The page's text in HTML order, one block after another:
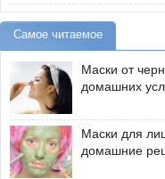
Самое читаемое
Маски от
домашних
Маски для
домашние